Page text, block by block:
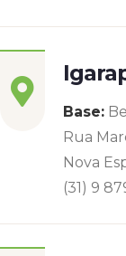
Base:
Rua
Nova
(31) 9